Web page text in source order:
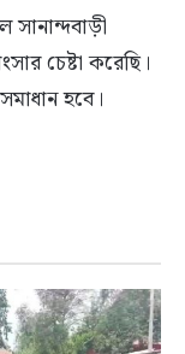
চেষ্টা করেছি।
হবে।